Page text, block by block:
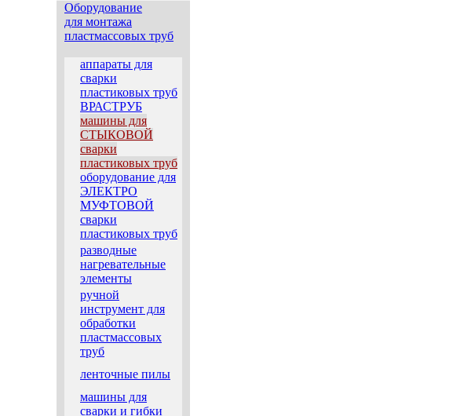
Оборудование
для монтажа
пластмассовых труб
аппараты для
сварки
пластиковых труб
ВРАСТРУБ
машины для
СТЫКОВОЙ
сварки
пластиковых труб
оборудование для
ЭЛЕКТРО
МУФТОВОЙ
сварки
пластиковых труб
разводные
нагревательные
элементы
ручной
инструмент для
обработки
пластмассовых
труб
ленточные пилы
машины для
сварки и гибки